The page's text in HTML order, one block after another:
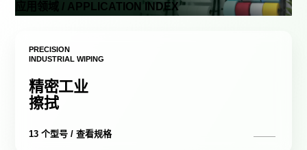
应用领域 / APPLICATION INDEX
PRECISION
INDUSTRIAL WIPING
精密工业
擦拭
13 个型号 / 查看规格